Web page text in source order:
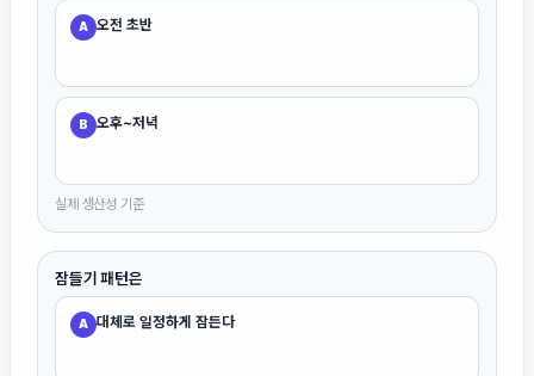
A 오전 초반
B 오후~저녁
실제 생산성 기준
잠들기 패턴은
A 대체로 일정하게 잠든다